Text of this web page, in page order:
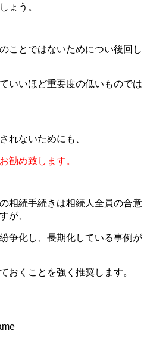
ょう。
ことではないためについ後回し
いいほど重要度の低いものでは
れないためにも、
勧め致します。
相続手続きは相続人全員の合意
が、
争化し、長期化している事例が
おくことを強く推奨します。